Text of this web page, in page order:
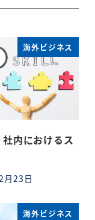
海外ビジネス
内におけるス
月23日
海外ビジネス